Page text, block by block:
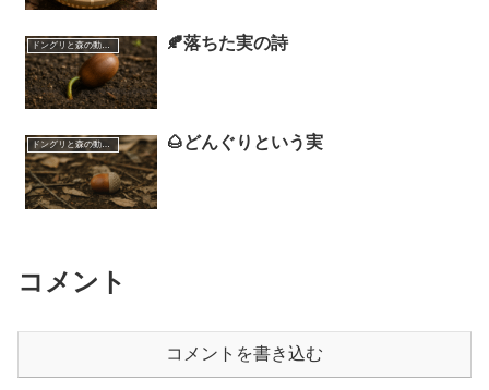
ドングリと森の動物たち 🍂落ちた実の詩
ドングリと森の動物たち 🌰どんぐりという実
コメント
コメントを書き込む